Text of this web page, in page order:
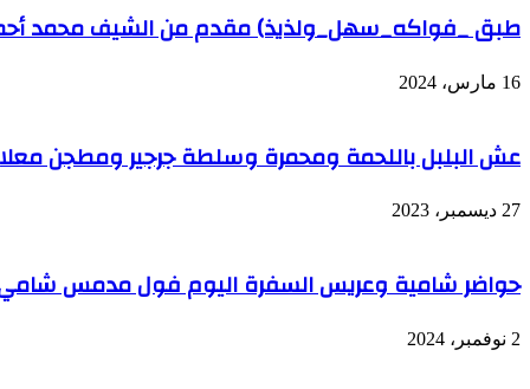
طبق _فواكه_سهل_ولذيذ) مقدم من الشيف محمد
16 مارس، 2024
عش البلبل باللحمة ومحمرة وسلطة جرجير ومطجن
27 ديسمبر، 2023
حواضر شامية وعريس السفرة اليوم فول مدمس
2 نوفمبر، 2024